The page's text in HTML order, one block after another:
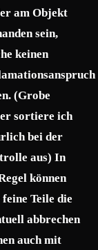
am Objekt
sein,
keinen
(Grobe
sortiere ich
bei der
aus) In
können
feine Teile die
abbrechen
auch mit